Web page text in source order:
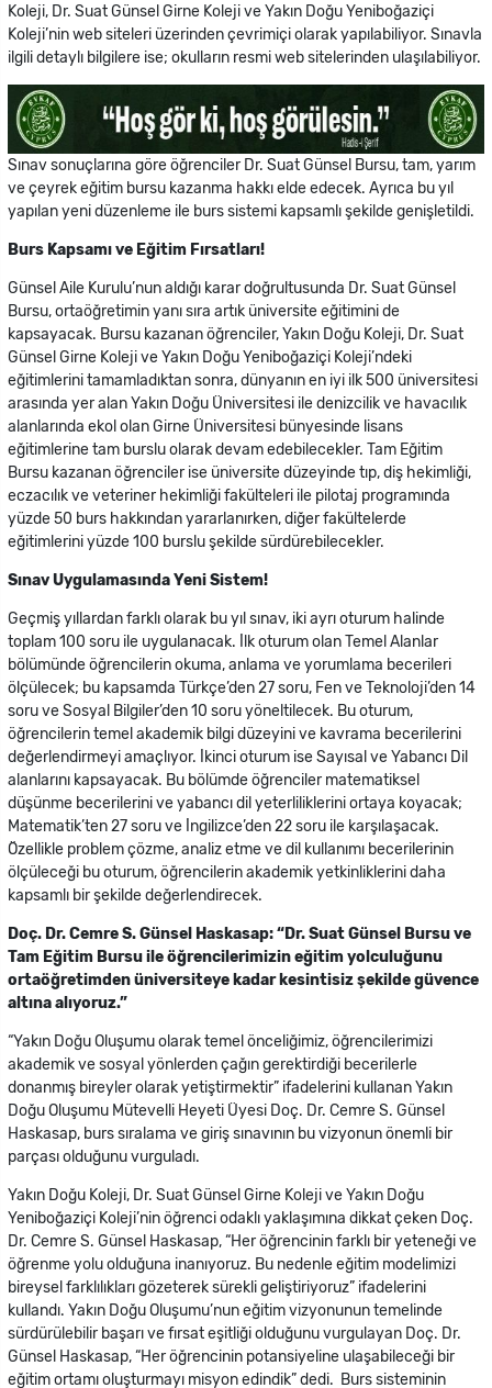
Koleji, Dr. Suat Günsel Girne Koleji ve Yakın Doğu Yeniboğaziçi
Koleji’nin web siteleri üzerinden çevrimiçi olarak yapılabiliyor. Sınavla
ilgili detaylı bilgilere ise; okulların resmi web sitelerinden ulaşılabiliyor.
Sınav sonuçlarına göre öğrenciler Dr. Suat Günsel Bursu, tam, yarım
ve çeyrek eğitim bursu kazanma hakkı elde edecek. Ayrıca bu yıl
yapılan yeni düzenleme ile burs sistemi kapsamlı şekilde genişletildi.
Burs Kapsamı ve Eğitim Fırsatları!
Günsel Aile Kurulu’nun aldığı karar doğrultusunda Dr. Suat Günsel
Bursu, ortaöğretimin yanı sıra artık üniversite eğitimini de
kapsayacak. Bursu kazanan öğrenciler, Yakın Doğu Koleji, Dr. Suat
Günsel Girne Koleji ve Yakın Doğu Yeniboğaziçi Koleji’ndeki
eğitimlerini tamamladıktan sonra, dünyanın en iyi ilk 500 üniversitesi
arasında yer alan Yakın Doğu Üniversitesi ile denizcilik ve havacılık
alanlarında ekol olan Girne Üniversitesi bünyesinde lisans
eğitimlerine tam burslu olarak devam edebilecekler. Tam Eğitim
Bursu kazanan öğrenciler ise üniversite düzeyinde tıp, diş hekimliği,
eczacılık ve veteriner hekimliği fakülteleri ile pilotaj programında
yüzde 50 burs hakkından yararlanırken, diğer fakültelerde
eğitimlerini yüzde 100 burslu şekilde sürdürebilecekler.
Sınav Uygulamasında Yeni Sistem!
Geçmiş yıllardan farklı olarak bu yıl sınav, iki ayrı oturum halinde
toplam 100 soru ile uygulanacak. İlk oturum olan Temel Alanlar
bölümünde öğrencilerin okuma, anlama ve yorumlama becerileri
ölçülecek; bu kapsamda Türkçe’den 27 soru, Fen ve Teknoloji’den 14
soru ve Sosyal Bilgiler’den 10 soru yöneltilecek. Bu oturum,
öğrencilerin temel akademik bilgi düzeyini ve kavrama becerilerini
değerlendirmeyi amaçlıyor. İkinci oturum ise Sayısal ve Yabancı Dil
alanlarını kapsayacak. Bu bölümde öğrenciler matematiksel
düşünme becerilerini ve yabancı dil yeterliliklerini ortaya koyacak;
Matematik’ten 27 soru ve İngilizce’den 22 soru ile karşılaşacak.
Özellikle problem çözme, analiz etme ve dil kullanımı becerilerinin
ölçüleceği bu oturum, öğrencilerin akademik yetkinliklerini daha
kapsamlı bir şekilde değerlendirecek.
Doç. Dr. Cemre S. Günsel Haskasap: “Dr. Suat Günsel Bursu ve
Tam Eğitim Bursu ile öğrencilerimizin eğitim yolculuğunu
ortaöğretimden üniversiteye kadar kesintisiz şekilde güvence
altına alıyoruz.”
“Yakın Doğu Oluşumu olarak temel önceliğimiz, öğrencilerimizi
akademik ve sosyal yönlerden çağın gerektirdiği becerilerle
donanmış bireyler olarak yetiştirmektir” ifadelerini kullanan Yakın
Doğu Oluşumu Mütevelli Heyeti Üyesi Doç. Dr. Cemre S. Günsel
Haskasap, burs sıralama ve giriş sınavının bu vizyonun önemli bir
parçası olduğunu vurguladı.
Yakın Doğu Koleji, Dr. Suat Günsel Girne Koleji ve Yakın Doğu
Yeniboğaziçi Koleji’nin öğrenci odaklı yaklaşımına dikkat çeken Doç.
Dr. Cemre S. Günsel Haskasap, “Her öğrencinin farklı bir yeteneği ve
öğrenme yolu olduğuna inanıyoruz. Bu nedenle eğitim modelimizi
bireysel farklılıkları gözeterek sürekli geliştiriyoruz” ifadelerini
kullandı. Yakın Doğu Oluşumu’nun eğitim vizyonunun temelinde
sürdürülebilir başarı ve fırsat eşitliği olduğunu vurgulayan Doç. Dr.
Günsel Haskasap, “Her öğrencinin potansiyeline ulaşabileceği bir
eğitim ortamı oluşturmayı misyon edindik” dedi. Burs sisteminin